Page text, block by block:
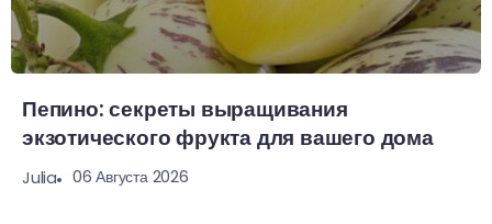
Пепино: секреты выращивания
экзотического фрукта для вашего дома
Julia 06 Августа 2026